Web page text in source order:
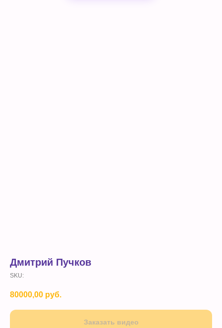
Дмитрий Пучков
SKU:
80000,00 руб.
Заказать видео